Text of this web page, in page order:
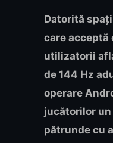
Datorită
care acceptă
utilizatorii
de 144 Hz
operare
jucătorilor
pătrunde cu